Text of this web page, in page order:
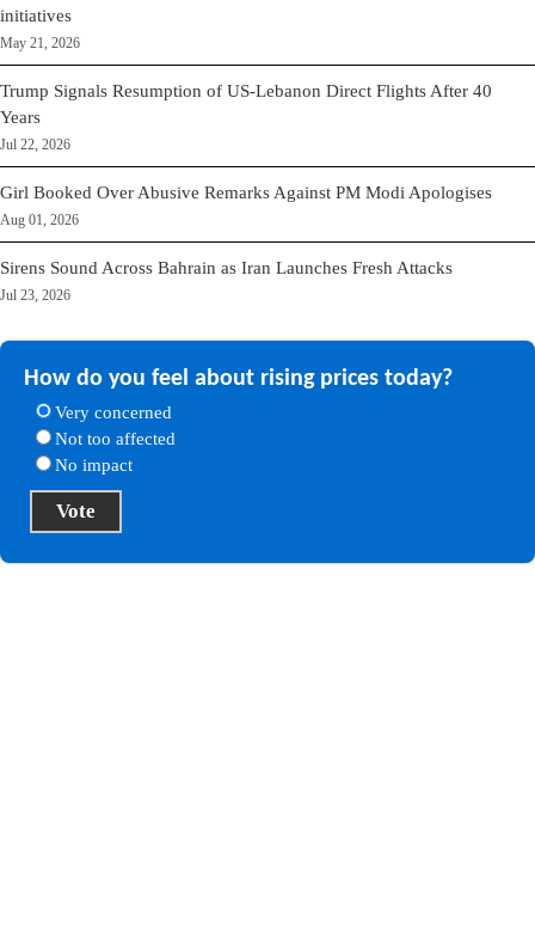
initiatives
May 21, 2026
Trump Signals Resumption of US-Lebanon Direct Flights After 40
Years
Jul 22, 2026
Girl Booked Over Abusive Remarks Against PM Modi Apologises
Aug 01, 2026
Sirens Sound Across Bahrain as Iran Launches Fresh Attacks
Jul 23, 2026
How do you feel about rising prices today?
Very concerned
Not too affected
No impact